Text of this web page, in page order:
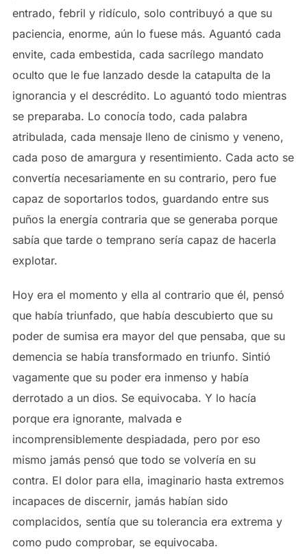
entrado, febril y ridículo, solo contribuyó a que su
paciencia, enorme, aún lo fuese más. Aguantó cada
envite, cada embestida, cada sacrílego mandato
oculto que le fue lanzado desde la catapulta de la
ignorancia y el descrédito. Lo aguantó todo mientras
se preparaba. Lo conocía todo, cada palabra
atribulada, cada mensaje lleno de cinismo y veneno,
cada poso de amargura y resentimiento. Cada acto se
convertía necesariamente en su contrario, pero fue
capaz de soportarlos todos, guardando entre sus
puños la energía contraria que se generaba porque
sabía que tarde o temprano sería capaz de hacerla
explotar.
Hoy era el momento y ella al contrario que él, pensó
que había triunfado, que había descubierto que su
poder de sumisa era mayor del que pensaba, que su
demencia se había transformado en triunfo. Sintió
vagamente que su poder era inmenso y había
derrotado a un dios. Se equivocaba. Y lo hacía
porque era ignorante, malvada e
incomprensiblemente despiadada, pero por eso
mismo jamás pensó que todo se volvería en su
contra. El dolor para ella, imaginario hasta extremos
incapaces de discernir, jamás habían sido
complacidos, sentía que su tolerancia era extrema y
como pudo comprobar, se equivocaba.